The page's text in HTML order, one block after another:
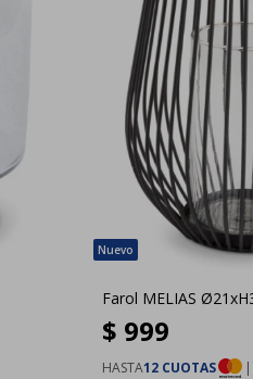
Farol MELIAS
$ 999
HASTA12 CUOTAS |